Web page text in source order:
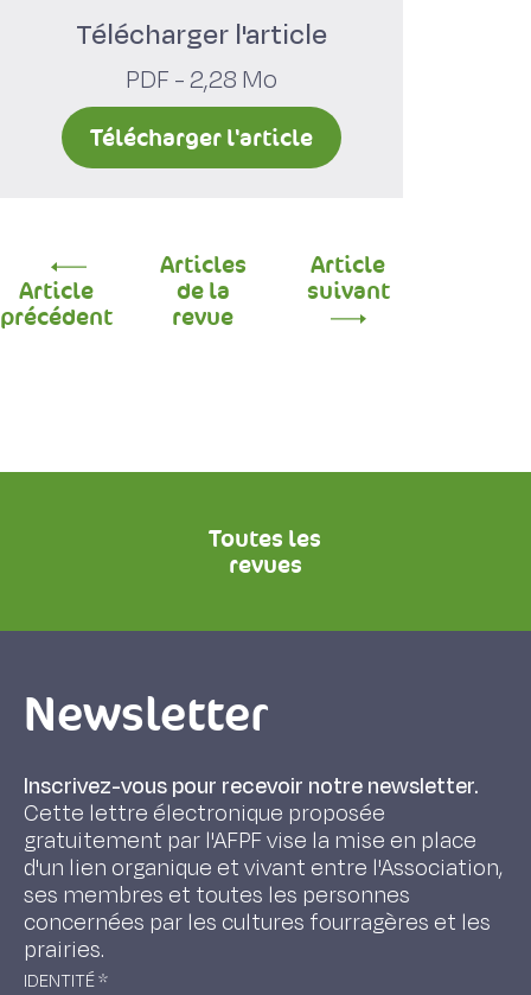
Télécharger l'article
PDF - 2,28 Mo
Télécharger l'article
Article
précédent
Articles
de la
revue
Article
suivant
Toutes les
revues
Newsletter
Inscrivez-vous pour recevoir notre newsletter.
Cette lettre électronique proposée
gratuitement par l'AFPF vise la mise en place
d'un lien organique et vivant entre l'Association,
ses membres et toutes les personnes
concernées par les cultures fourragères et les
prairies.
IDENTITÉ*